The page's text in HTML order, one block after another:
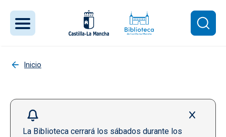
Inicio
La Biblioteca cerrará los sábados durante los